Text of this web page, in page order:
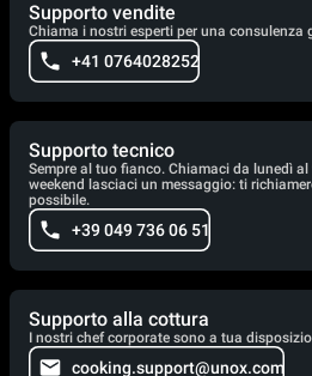
Supporto vendite
Chiama i nostri esperti per una consulenza
+41 0764028252
Supporto tecnico
Sempre al tuo fianco. Chiamaci da lunedì
weekend lasciaci un messaggio: ti
possibile.
+39 049 736 06 51
Supporto alla cottura
I nostri chef corporate sono a tua
cooking.support@unox.com